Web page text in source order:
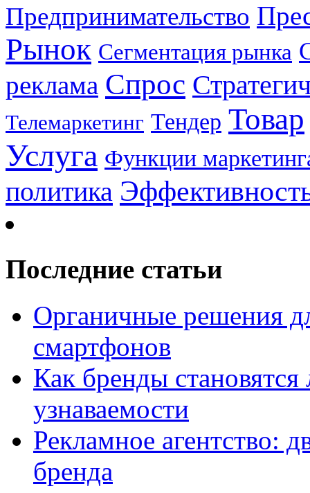
Предпринимательство
Рынок Сегментация рынка
реклама Спрос
Телемаркетинг Тендер Товар
Услуга Функции
политика
Последние статьи
Органичные решения
смартфонов
Как бренды
узнаваемости
Рекламное агентство:
бренда